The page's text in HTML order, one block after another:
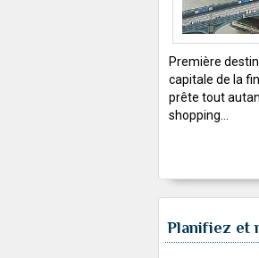
Première
capitale de la
prête tout
shopping...
Planifiez et